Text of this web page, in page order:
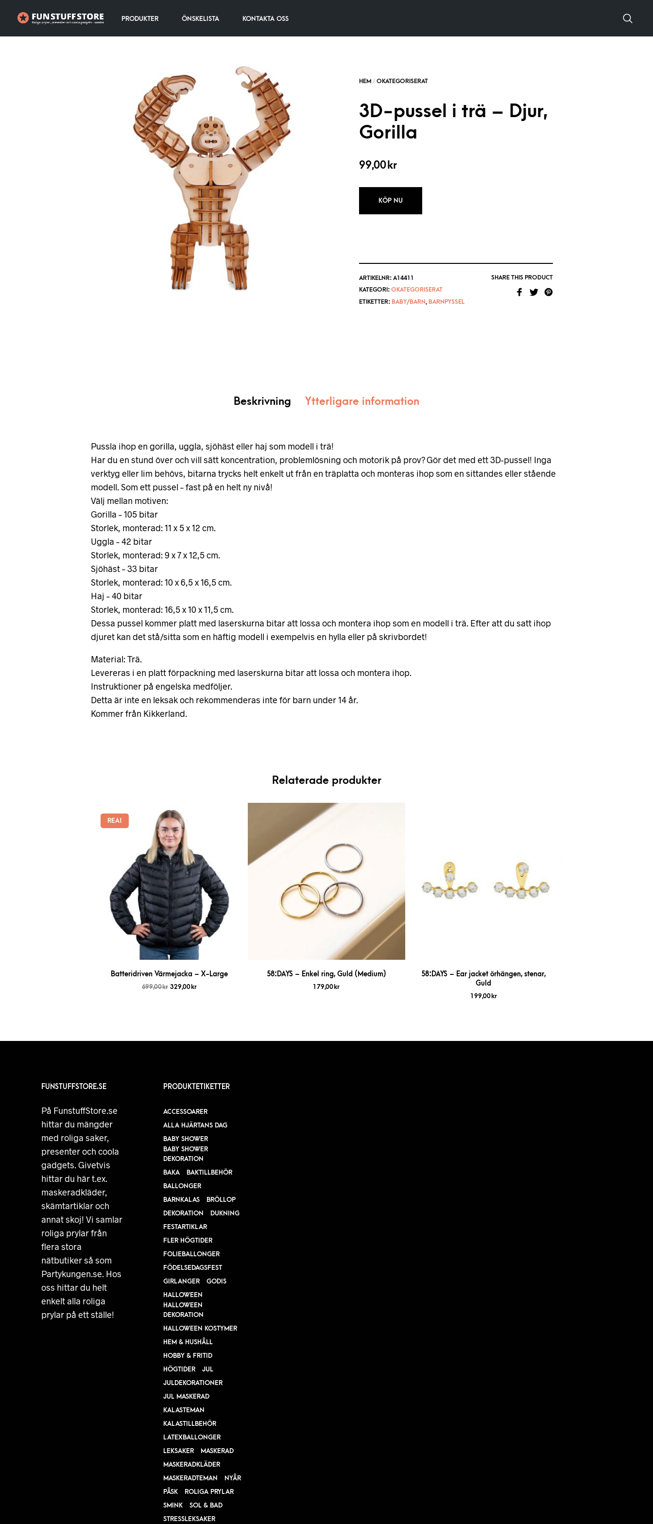
PRODUKTER ÖNSKELISTA KONTAKTA OSS
3D-pussel i trä – Djur,
Gorilla
99,00 kr
KÖP NU
ARTIKELNR: A14411
KATEGORI: OKATEGORISERAT
ETIKETTER: BABY/BARN, BARNPYSSEL
SHARE THIS PRODUCT
Beskrivning Ytterligare information
Pussla ihop en gorilla, uggla, sjöhäst eller haj som modell i trä!
Har du en stund över och vill sätt koncentration, problemlösning och motorik på prov? Gör det med ett 3D-pussel! Inga
verktyg eller lim behövs, bitarna trycks helt enkelt ut från en träplatta och monteras ihop som en sittandes eller stående
modell. Som ett pussel – fast på en helt ny nivå!
Välj mellan motiven:
Gorilla – 105 bitar
Storlek, monterad: 11 x 5 x 12 cm.
Uggla – 42 bitar
Storlek, monterad: 9 x 7 x 12,5 cm.
Sjöhäst – 33 bitar
Storlek, monterad: 10 x 6,5 x 16,5 cm.
Haj – 40 bitar
Storlek, monterad: 16,5 x 10 x 11,5 cm.
Dessa pussel kommer platt med laserskurna bitar att lossa och montera ihop som en modell i trä. Efter att du satt ihop
djuret kan det stå/sitta som en häftig modell i exempelvis en hylla eller på skrivbordet!
Material: Trä.
Levereras i en platt förpackning med laserskurna bitar att lossa och montera ihop.
Instruktioner på engelska medföljer.
Detta är inte en leksak och rekommenderas inte för barn under 14 år.
Kommer från Kikkerland.
Relaterade produkter
REA!
Batteridriven Värmejacka – X-Large
699,00kr 329,00 kr
58:DAYS – Enkel ring, Guld (Medium)
179,00 kr
58:DAYS – Ear jacket örhängen, stenar,
Guld
199,00 kr
FUNSTUFFSTORE.SE
På FunstuffStore.se
hittar du mängder
med roliga saker,
presenter och coola
gadgets. Givetvis
hittar du här t.ex.
maskeradkläder,
skämtartiklar och
annat skoj! Vi samlar
roliga prylar från
flera stora
nätbutiker så som
Partykungen.se. Hos
oss hittar du helt
enkelt alla roliga
prylar på ett ställe!
PRODUKTETIKETTER
ACCESSOARER
ALLA HJÄRTANS DAG
BABY SHOWER
BABY SHOWER
DEKORATION
BAKA
BAKTILLBEHÖR
BALLONGER
BARNKALAS
BRÖLLOP
DEKORATION
DUKNING
FESTARTIKLAR
FLER HÖGTIDER
FOLIEBALLONGER
FÖDELSEDAGSFEST
GIRLANGER
GODIS
HALLOWEEN
HALLOWEEN
DEKORATION
HALLOWEEN KOSTYMER
HEM & HUSHÅLL
HOBBY & FRITID
HÖGTIDER
JUL
JULDEKORATIONER
JUL MASKERAD
KALASTEMAN
KALASTILLBEHÖR
LATEXBALLONGER
LEKSAKER
MASKERAD
MASKERADKLÄDER
MASKERADTEMAN
NYÅR
PÅSK
ROLIGA PRYLAR
SMINK
SOL & BAD
STRESSLEKSAKER